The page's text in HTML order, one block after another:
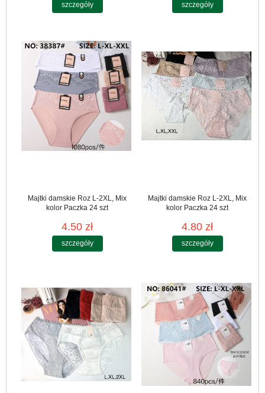
szczegóły szczegóły
Majtki damskie Roz L-2XL, Mix
kolor Paczka 24 szt
4.50 zł
szczegóły
Majtki damskie Roz L-2XL, Mix
kolor Paczka 24 szt
4.80 zł
szczegóły